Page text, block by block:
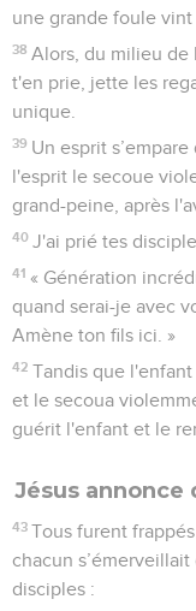
une grande foule vint
38 Alors, du milieu de
t'en prie, jette les
unique.
39 Un esprit
l'esprit le secoue
grand-peine, après
40 J'ai prié tes
41 « Génération
quand serai-je avec
Amène ton fils ici. »
42 Tandis que
et le secoua
guérit l'enfant et le
Jésus annonce
43 Tous furent
chacun
disciples :